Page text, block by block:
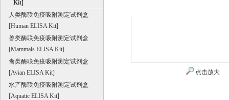
Kit]
人类酶联免疫吸附测定试剂盒
[Human ELISA Kit]
兽类酶联免疫吸附测定试剂盒
[Mammals ELISA Kit]
禽类酶联免疫吸附测定试剂盒
[Avian ELISA Kit]
水产酶联免疫吸附测定试剂盒
[Aquatic ELISA Kit]
点击放大